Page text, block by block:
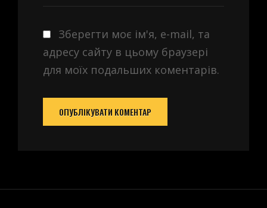
Зберегти моє ім'я, e-mail, та
адресу сайту в цьому браузері
для моїх подальших коментарів.